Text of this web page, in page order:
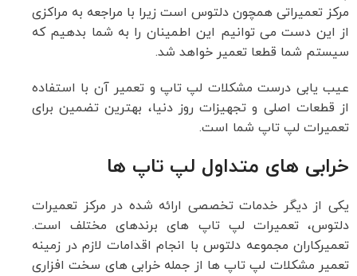
مرکز‌ تعمیراتی همچون دلتوس است زیرا با مراجعه به مراکزی
از این دست می توانیم این اطمینان را به شما بدهیم که
سیستم شما قطعا تعمیر خواهد شد.
عیب یابی درست مشکلات لپ تاپ و تعمیر آن با استفاده
از قطعات اصلی و تجهیزات روز دنیا، بهترین تضمین برای
تعمیرات لپ تاپ شما است.
خرابی های متداول لپ تاپ ها
یکی از دیگر خدمات تخصصی ارائه شده در مرکز تعمیرات
دلتوس، تعمیرات لپ تاپ های برندهای مختلف است.
تعمیرکاران مجموعه دلتوس با انجام اقدامات لازم در زمینه
تعمیر مشکلات لپ تاپ ها از جمله خرابی های سخت افزاری